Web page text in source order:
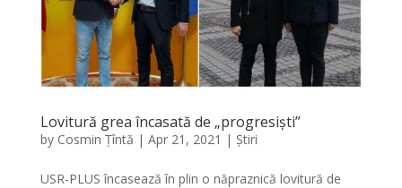
Lovitură grea încasată de „progresiști”
by Cosmin Țîntă | Apr 21, 2021 | Știri
USR-PLUS încasează în plin o năpraznică lovitură de